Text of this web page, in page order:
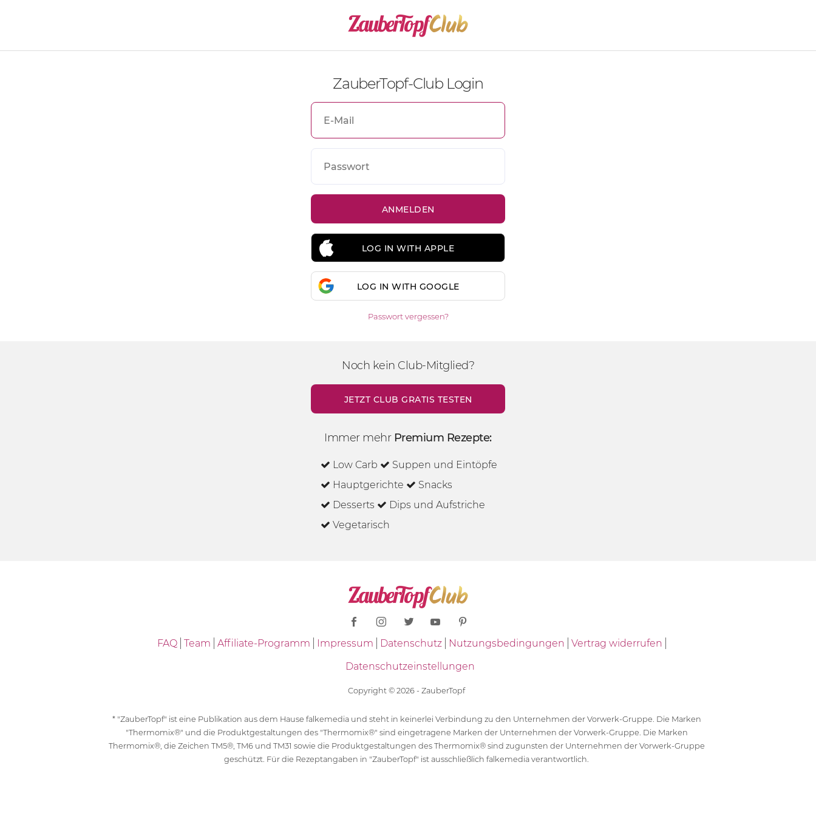
ZauberTopf-Club Login
LOG IN WITH APPLE
LOG IN WITH GOOGLE
Passwort vergessen?
Noch kein Club-Mitglied?
JETZT CLUB GRATIS TESTEN
Immer mehr Premium Rezepte:
Low Carb
Suppen und Eintöpfe
Hauptgerichte
Snacks
Desserts
Dips und Aufstriche
Vegetarisch
FAQ Team Affiliate-Programm Impressum Datenschutz Nutzungsbedingungen
Vertrag widerrufen
Datenschutzeinstellungen
Copyright © 2026 - ZauberTopf
* "ZauberTopf" ist eine Publikation aus dem Hause falkemedia und steht in keinerlei Verbindung zu den Unternehmen der Vorwerk-Gruppe. Die Marken
"Thermomix®" und die Produktgestaltungen des "Thermomix®" sind eingetragene Marken der Unternehmen der Vorwerk-Gruppe. Die Marken
Thermomix®, die Zeichen TM5®, TM6 und TM31 sowie die Produktgestaltungen des Thermomix® sind zugunsten der Unternehmen der Vorwerk-Gruppe
geschützt. Für die Rezeptangaben in "ZauberTopf" ist ausschließlich falkemedia verantwortlich.